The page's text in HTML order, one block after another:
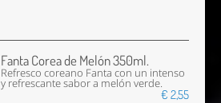
Fanta Corea de Melón 350ml.
Refresco coreano Fanta con un intenso
y refrescante sabor a melón verde.
€ 2,55